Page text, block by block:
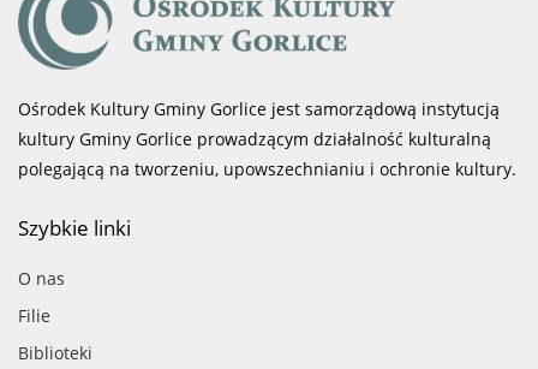
Ośrodek Kultury Gminy Gorlice jest samorządową instytucją
kultury Gminy Gorlice prowadzącym działalność kulturalną
polegającą na tworzeniu, upowszechnianiu i ochronie kultury.
Szybkie linki
O nas
Filie
Biblioteki